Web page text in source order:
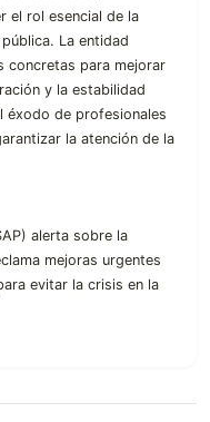
el rol esencial de la
La entidad
concretas para mejorar
y la estabilidad
éxodo de profesionales
la atención de la
alerta sobre la
mejoras urgentes
evitar la crisis en la